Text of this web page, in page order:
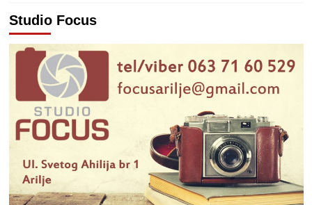
Studio Focus